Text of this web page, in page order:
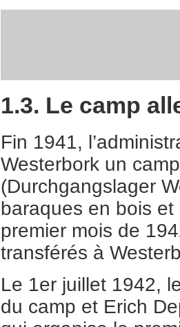
1.3. Le camp
Fin 1941,
Westerbork un
(Durchgangslager
baraques en bois
premier mois de
transférés à
Le 1er juillet 1942,
du camp et Erich